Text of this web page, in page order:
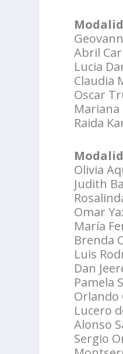
Abril
Lucia
Claudia
Oscar
Raida
Olivia
Judith
Omar
María
Brenda
Luis
Dan
Pamela
Orlando
Lucero
Alonso
Sergio